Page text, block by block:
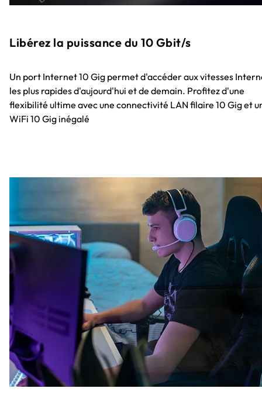
Libérez la puissance du 10 Gbit/s
Un port Internet 10 Gig permet d'accéder aux vitesses
les plus rapides d'aujourd'hui et de demain. Profitez d'une
flexibilité ultime avec une connectivité LAN filaire 10 Gig et
WiFi 10 Gig inégalé